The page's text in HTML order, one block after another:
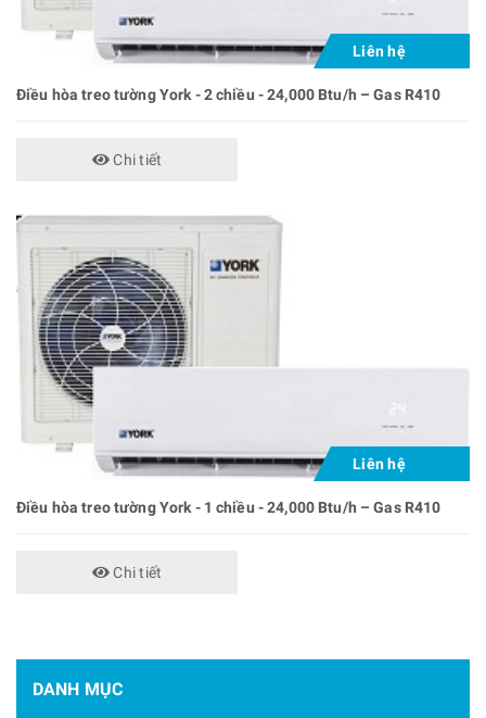
Liên hệ
Điều hòa treo tường York - 2 chiều - 24,000 Btu/h – Gas R410
Chi tiết
Liên hệ
Điều hòa treo tường York - 1 chiều - 24,000 Btu/h – Gas R410
Chi tiết
DANH MỤC